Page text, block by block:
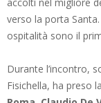
verso la porta
ospitalità sono il
Durante l’incontro,
Fisichella, ha preso